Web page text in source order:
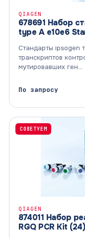
QIAGEN
678691 Набор
type A e10e6
Стандарты ipsogen
транскриптов
мутировавших ген…
По запросу
СОВЕТУЕМ
QIAGEN
874011 Набор
RGQ PCR Kit (24)